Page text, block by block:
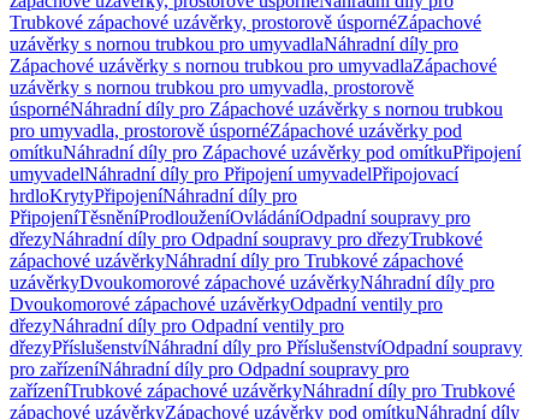
Trubkové zápachové uzávěrky, prostorově úspornéZápachové
uzávěrky s nornou trubkou pro umyvadlaNáhradní díly pro
Zápachové uzávěrky s nornou trubkou pro umyvadlaZápachové
uzávěrky s nornou trubkou pro umyvadla, prostorově
úspornéNáhradní díly pro Zápachové uzávěrky s nornou trubkou
pro umyvadla, prostorově úspornéZápachové uzávěrky pod
omítkuNáhradní díly pro Zápachové uzávěrky pod omítkuPřipojení
umyvadelNáhradní díly pro Připojení umyvadelPřipojovací
hrdloKrytyPřipojeníNáhradní díly pro
PřipojeníTěsněníProdlouženíOvládáníOdpadní soupravy pro
dřezyNáhradní díly pro Odpadní soupravy pro dřezyTrubkové
zápachové uzávěrkyNáhradní díly pro Trubkové zápachové
uzávěrkyDvoukomorové zápachové uzávěrkyNáhradní díly pro
Dvoukomorové zápachové uzávěrkyOdpadní ventily pro
dřezyNáhradní díly pro Odpadní ventily pro
dřezyPříslušenstvíNáhradní díly pro PříslušenstvíOdpadní soupravy
pro zařízeníNáhradní díly pro Odpadní soupravy pro
zařízeníTrubkové zápachové uzávěrkyNáhradní díly pro Trubkové
zápachové uzávěrkyZápachové uzávěrky pod omítkuNáhradní díly